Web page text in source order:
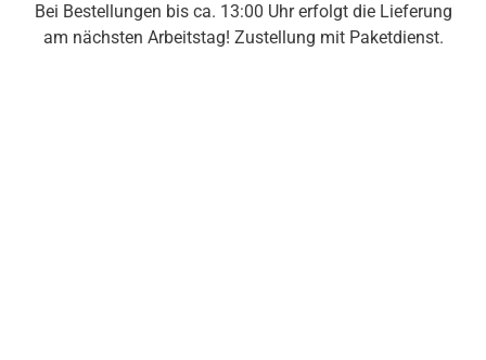
Bei Bestellungen bis ca. 13:00 Uhr erfolgt die Lieferung
am nächsten Arbeitstag! Zustellung mit Paketdienst.